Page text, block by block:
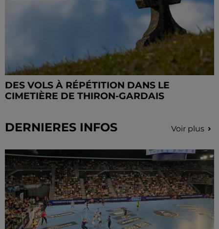
DES VOLS À RÉPÉTITION DANS LE
CIMETIÈRE DE THIRON-GARDAIS
DERNIERES INFOS Voir plus